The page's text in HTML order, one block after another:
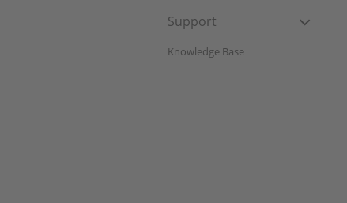
Support
Knowledge Base